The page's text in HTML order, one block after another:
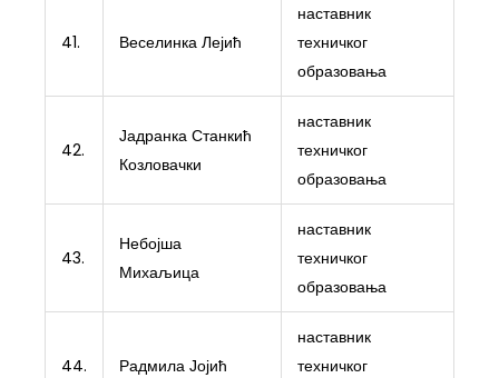
41. Веселинка Лејић
наставник
техничког
образовања
42.
Јадранка Станкић
Козловачки
наставник
техничког
образовања
43.
Небојша
Михаљица
наставник
техничког
образовања
44. Радмила Јојић
наставник
техничког